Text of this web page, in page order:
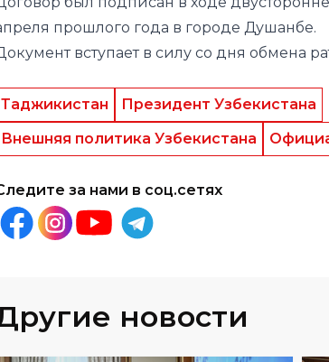
Таджикистан
Президент Узбекистана
Внешняя политика Узбекистана
Следите за нами в соц.сетях
Другие новости